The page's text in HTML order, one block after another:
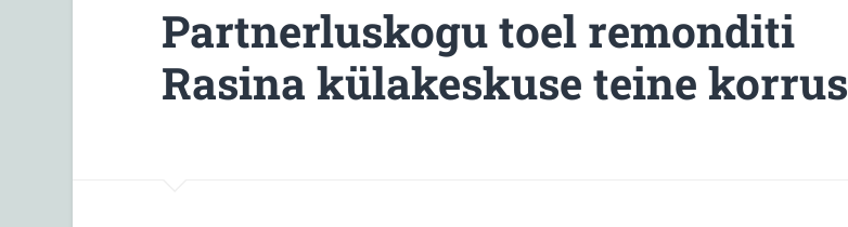
Partnerluskogu toel remonditi
Rasina külakeskuse teine korrus